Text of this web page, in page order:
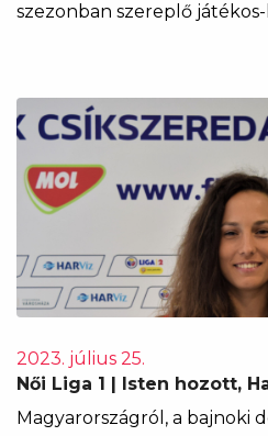
szezonban szereplő
2023. július 25.
Női Liga 1 | Isten hozott,
Magyarországról, a bajnoki